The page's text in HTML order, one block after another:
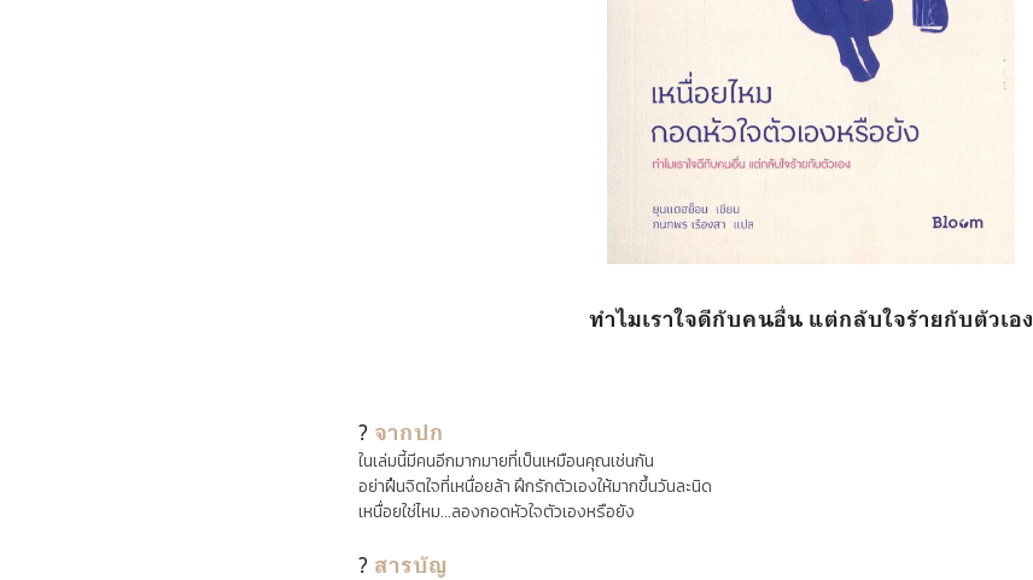
ทำไมเราใจดีกับคนอื่น แต่กลับใจร้ายกับตัวเอง
? จากปก
ในเล่มนี้มีคนอีกมากมายที่เป็นเหมือนคุณเช่นกัน
อย่าฝืนจิตใจที่เหนื่อยล้า ฝึกรักตัวเองให้มากขึ้นวันละนิด
เหนื่อยใช่ไหม...ลองกอดหัวใจตัวเองหรือยัง
? สารบัญ